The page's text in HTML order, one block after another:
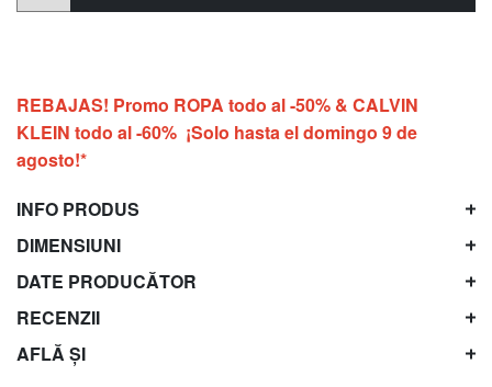
REBAJAS! Promo ROPA todo al -50% & CALVIN
KLEIN todo al -60% ¡Solo hasta el domingo 9 de
agosto!*
INFO PRODUS
DIMENSIUNI
DATE PRODUCĂTOR
RECENZII
AFLĂ ȘI